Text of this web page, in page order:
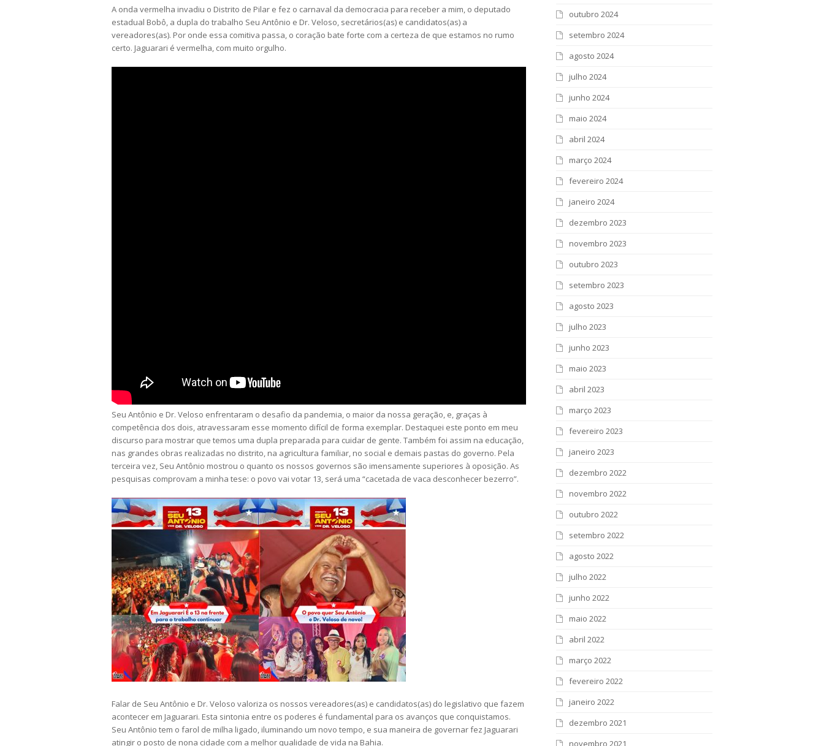
A onda vermelha invadiu o Distrito de Pilar e fez o carnaval da democracia para receber a mim, o deputado
estadual Bobô, a dupla do trabalho Seu Antônio e Dr. Veloso, secretários(as) e candidatos(as) a
vereadores(as). Por onde essa comitiva passa, o coração bate forte com a certeza de que estamos no rumo
certo. Jaguarari é vermelha, com muito orgulho.
Seu Antônio e Dr. Veloso enfrentaram o desafio da pandemia, o maior da nossa geração, e, graças à
competência dos dois, atravessaram esse momento difícil de forma exemplar. Destaquei este ponto em meu
discurso para mostrar que temos uma dupla preparada para cuidar de gente. Também foi assim na educação,
nas grandes obras realizadas no distrito, na agricultura familiar, no social e demais pastas do governo. Pela
terceira vez, Seu Antônio mostrou o quanto os nossos governos são imensamente superiores à oposição. As
pesquisas comprovam a minha tese: o povo vai votar 13, será uma “cacetada de vaca desconhecer bezerro”.
Falar de Seu Antônio e Dr. Veloso valoriza os nossos vereadores(as) e candidatos(as) do legislativo que fazem
acontecer em Jaguarari. Esta sintonia entre os poderes é fundamental para os avanços que conquistamos.
Seu Antônio tem o farol de milha ligado, iluminando um novo tempo, e sua maneira de governar fez Jaguarari
atingir o posto de nona cidade com a melhor qualidade de vida na Bahia.
outubro 2024
setembro 2024
agosto 2024
julho 2024
junho 2024
maio 2024
abril 2024
março 2024
fevereiro 2024
janeiro 2024
dezembro 2023
novembro 2023
outubro 2023
setembro 2023
agosto 2023
julho 2023
junho 2023
maio 2023
abril 2023
março 2023
fevereiro 2023
janeiro 2023
dezembro 2022
novembro 2022
outubro 2022
setembro 2022
agosto 2022
julho 2022
junho 2022
maio 2022
abril 2022
março 2022
fevereiro 2022
janeiro 2022
dezembro 2021
novembro 2021